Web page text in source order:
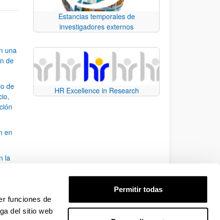
funciones de
del sitio web
Permitir todas
una
de
de
en
la
Estancias temporales de
investigadores externos
HR Excellence in Research